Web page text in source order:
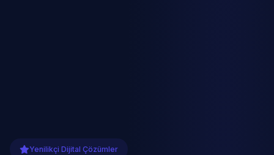
Yenilikçi Dijital Çözümler